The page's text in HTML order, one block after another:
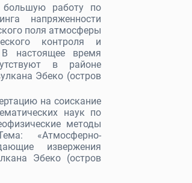
большую работу по
напряженности
поля атмосферы
контроля и
настоящее время
в районе
Эбеко (остров
на соискание
наук по
методы
«Атмосферно-
извержения
Эбеко (остров